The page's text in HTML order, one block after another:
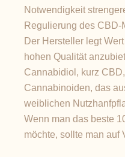
Notwendigkeit
Regulierung des CBD-
Der Hersteller legt
hohen Qualität
Cannabidiol, kurz
Cannabinoiden, das
weiblichen
Wenn man das beste
möchte, sollte man auf